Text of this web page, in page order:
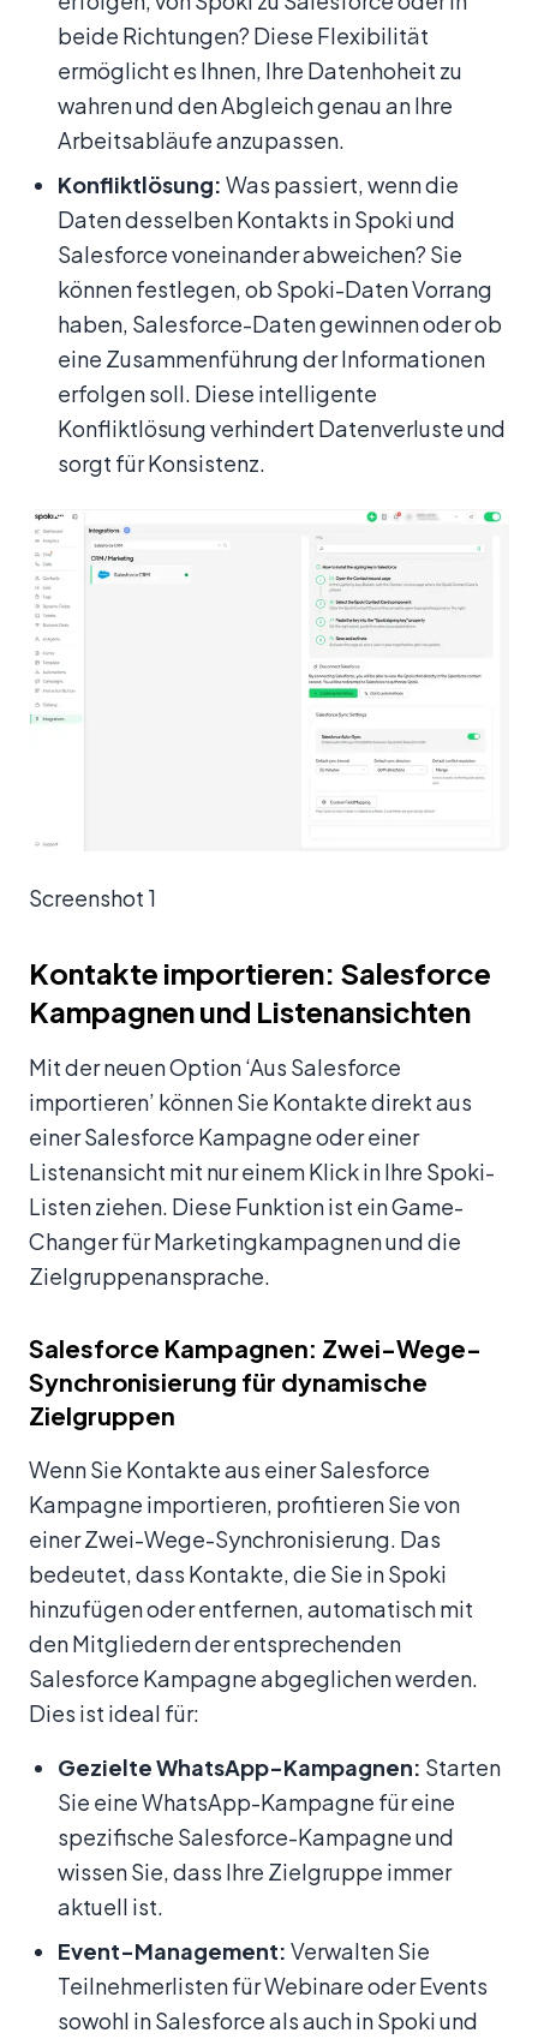
beide Richtungen? Diese Flexibilität
ermöglicht es Ihnen, Ihre Datenhoheit zu
wahren und den Abgleich genau an Ihre
Arbeitsabläufe anzupassen.
Konfliktlösung: Was passiert, wenn die
Daten desselben Kontakts in Spoki und
Salesforce voneinander abweichen? Sie
können festlegen, ob Spoki-Daten Vorrang
haben, Salesforce-Daten gewinnen oder ob
eine Zusammenführung der Informationen
erfolgen soll. Diese intelligente
Konfliktlösung verhindert Datenverluste und
sorgt für Konsistenz.
Screenshot 1
Kontakte importieren: Salesforce
Kampagnen und Listenansichten
Mit der neuen Option ‘Aus Salesforce
importieren’ können Sie Kontakte direkt aus
einer Salesforce Kampagne oder einer
Listenansicht mit nur einem Klick in Ihre Spoki-
Listen ziehen. Diese Funktion ist ein Game-
Changer für Marketingkampagnen und die
Zielgruppenansprache.
Salesforce Kampagnen: Zwei-Wege-
Synchronisierung für dynamische
Zielgruppen
Wenn Sie Kontakte aus einer Salesforce
Kampagne importieren, profitieren Sie von
einer Zwei-Wege-Synchronisierung. Das
bedeutet, dass Kontakte, die Sie in Spoki
hinzufügen oder entfernen, automatisch mit
den Mitgliedern der entsprechenden
Salesforce Kampagne abgeglichen werden.
Dies ist ideal für:
Gezielte WhatsApp-Kampagnen: Starten
Sie eine WhatsApp-Kampagne für eine
spezifische Salesforce-Kampagne und
wissen Sie, dass Ihre Zielgruppe immer
aktuell ist.
Event-Management: Verwalten Sie
Teilnehmerlisten für Webinare oder Events
sowohl in Salesforce als auch in Spoki und